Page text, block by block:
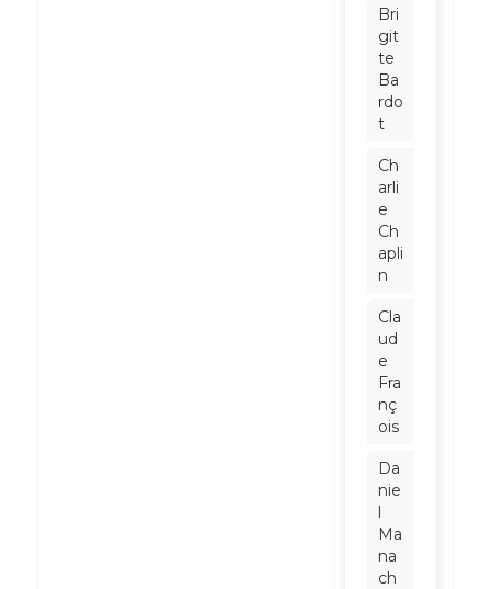
Bri
git
te
Ba
rdo
t
Ch
arli
e
Ch
apli
n
Cla
ud
e
Fra
nç
ois
Da
nie
l
Ma
na
ch